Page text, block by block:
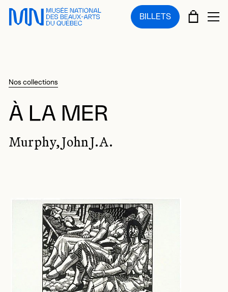
Sauter au menu principal
Sauter au contenu principal
Sauter au pied de page
BILLETS PANIER
Nos collections
À LA MER
Murphy, John J.A.